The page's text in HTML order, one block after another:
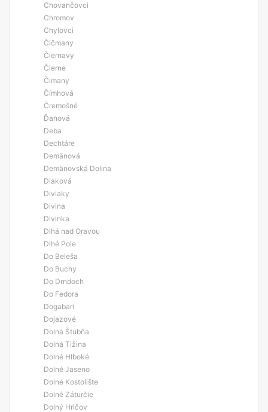
Chovančovci
Chromov
Chylovci
Čičmany
Čiernavy
Čierne
Čimany
Čímhová
Čremošné
Ďanová
Deba
Dechtáre
Demänová
Demänovská Dolina
Diaková
Diviaky
Divina
Divinka
Dlhá nad Oravou
Dlhé Pole
Do Beleša
Do Buchy
Do Drndoch
Do Fedora
Dogabari
Dojazové
Dolná Štubňa
Dolná Tižina
Dolné Hlboké
Dolné Jaseno
Dolné Kostolište
Dolné Záturčie
Dolný Hričov